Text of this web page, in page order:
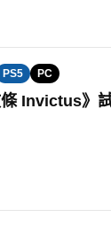
PS5 PC
Invictus》